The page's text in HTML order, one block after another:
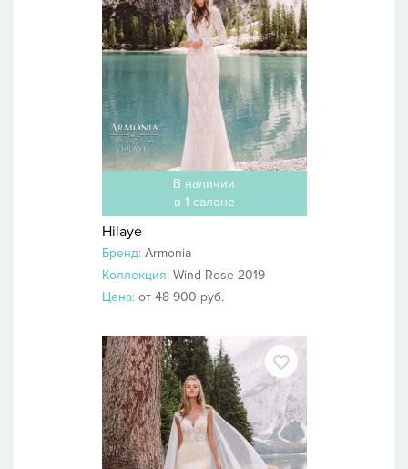
В наличии
в 1 салоне
Hilaye
Бренд: Armonia
Коллекция: Wind Rose 2019
Цена: от 48 900 руб.